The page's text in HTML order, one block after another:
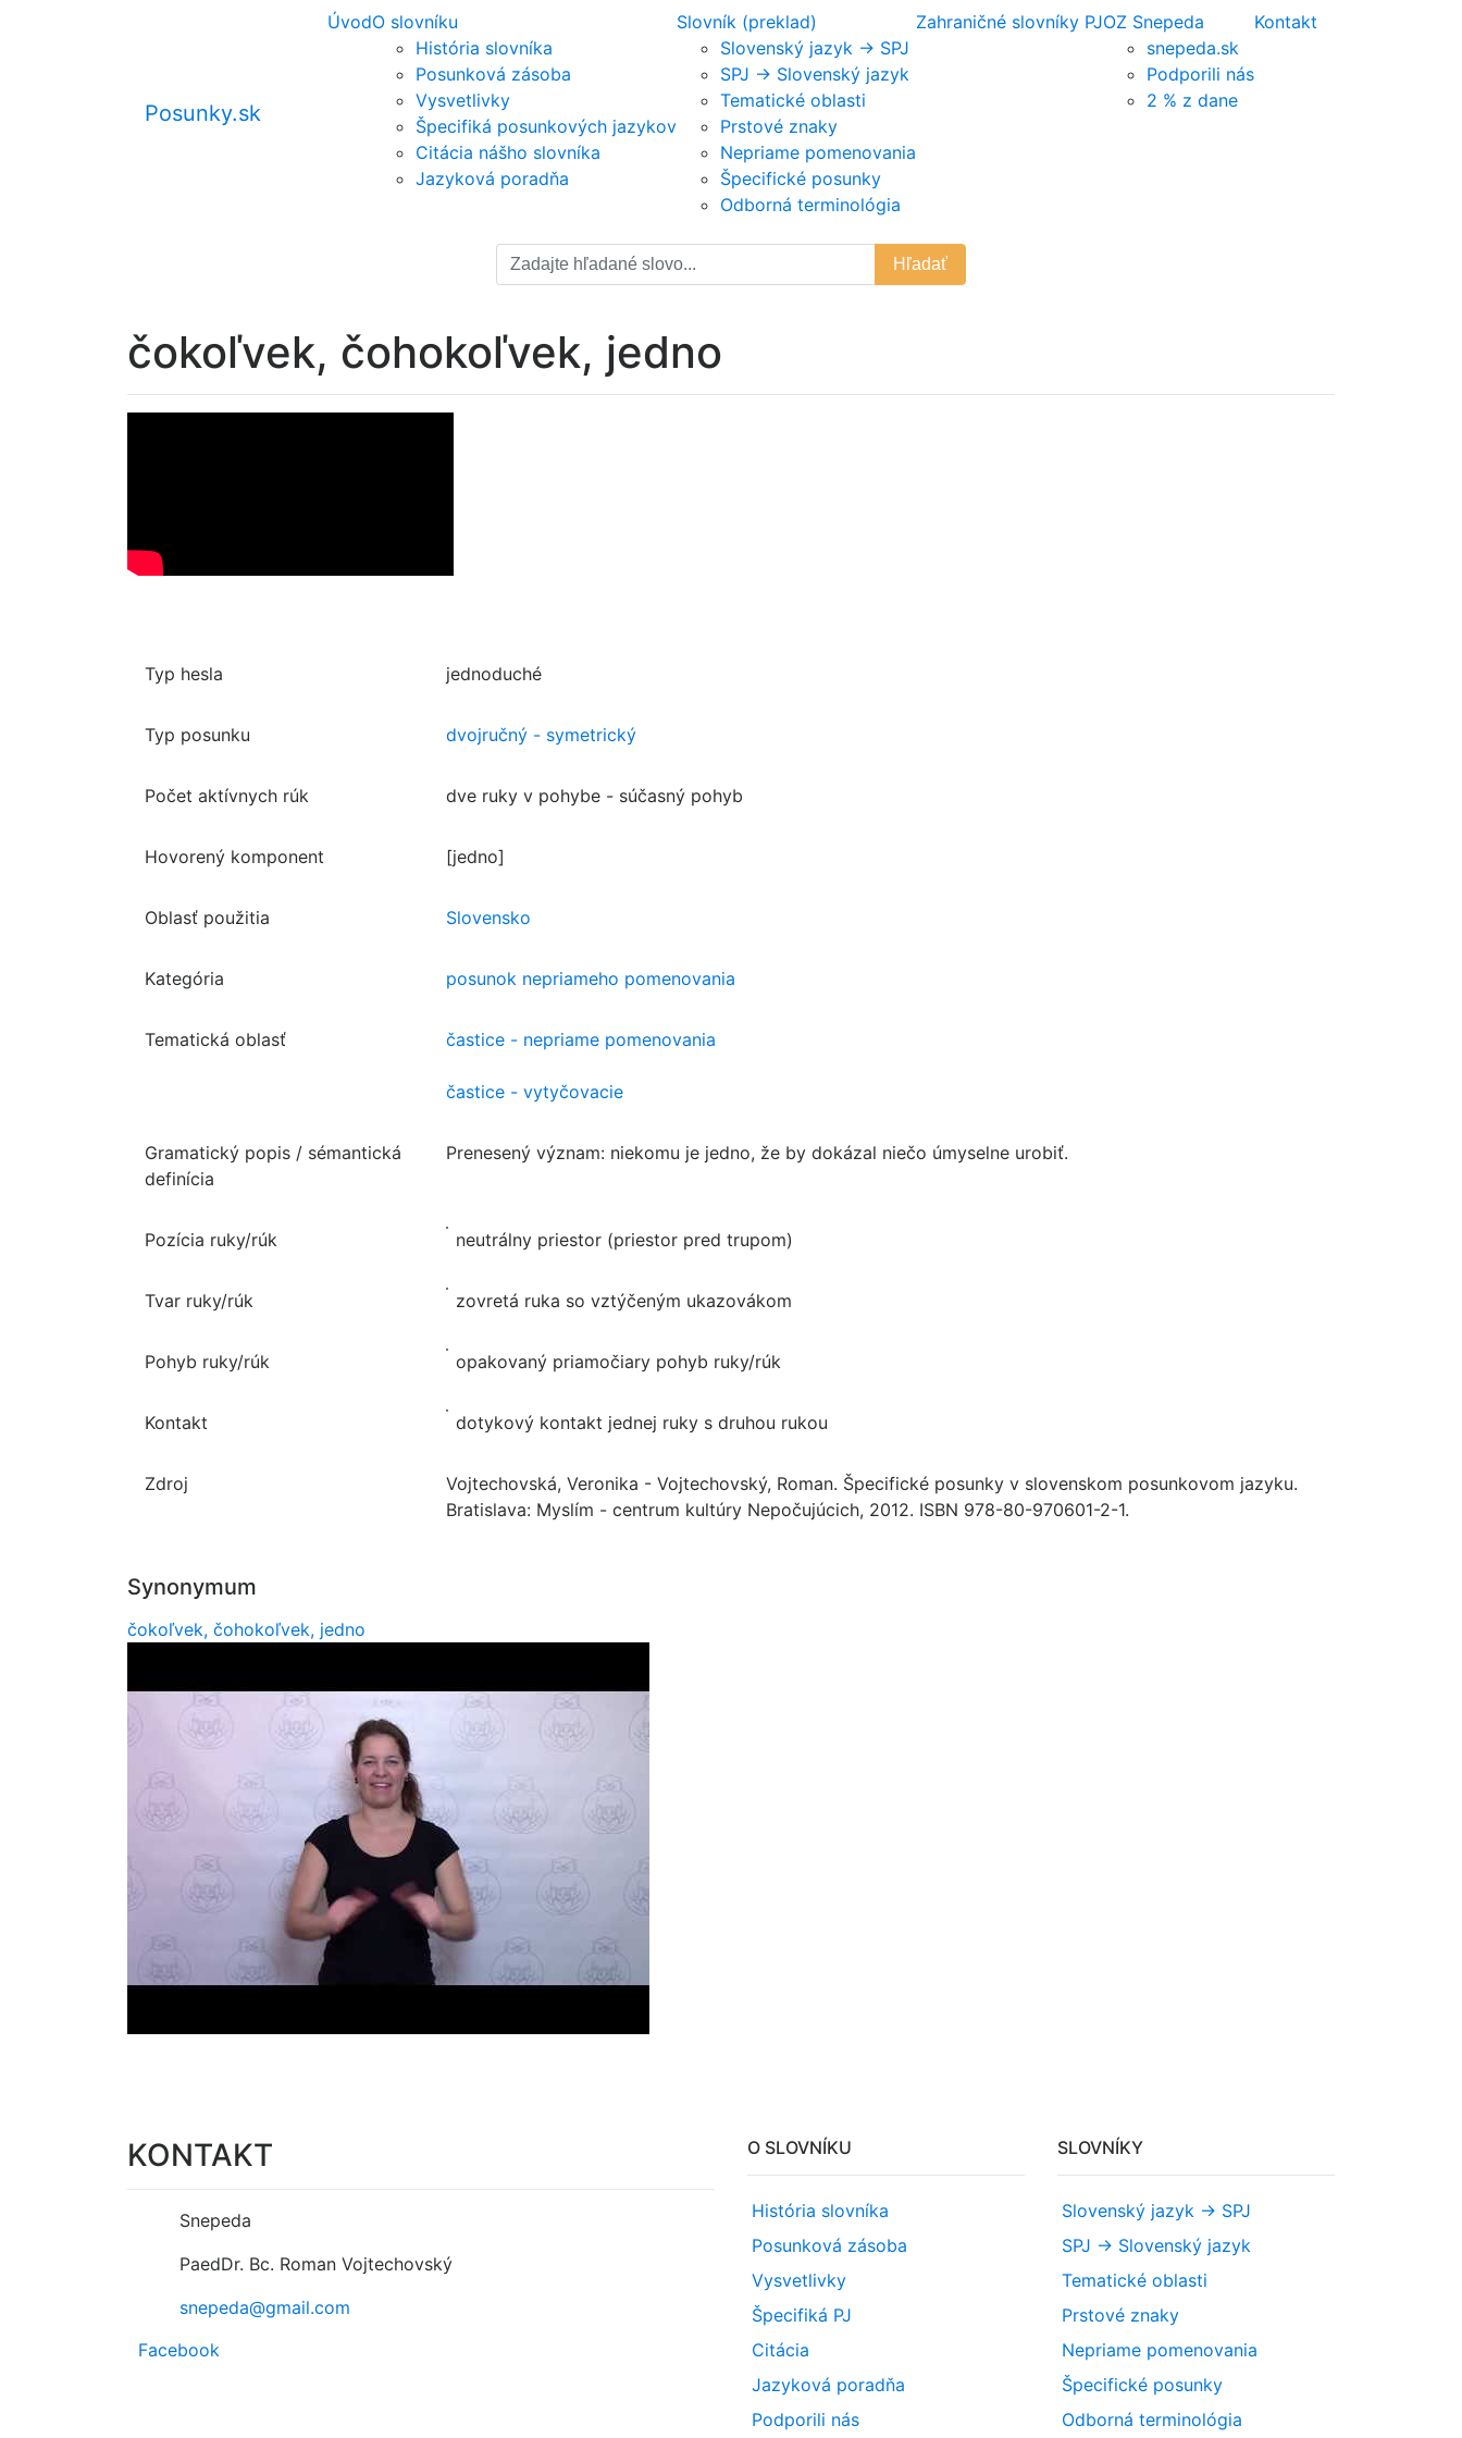
Posunky.sk
ÚvodO slovníku
História slovníka
Posunková zásoba
Vysvetlivky
Špecifiká posunkových jazykov
Citácia nášho slovníka
Jazyková poradňa
Slovník (preklad)
Slovenský jazyk -> SPJ
SPJ -> Slovenský jazyk
Tematické oblasti
Prstové znaky
Nepriame pomenovania
Špecifické posunky
Odborná terminológia
Zahraničné slovníky PJOZ Snepeda
snepeda.sk
Podporili nás
2 % z dane
Kontakt
Hľadať
čokoľvek, čohokoľvek, jedno
Typ hesla jednoduché
Typ posunku dvojručný - symetrický
Počet aktívnych rúk dve ruky v pohybe - súčasný pohyb
Hovorený komponent [jedno]
Oblasť použitia Slovensko
Kategória posunok nepriameho pomenovania
Tematická oblasť častice - nepriame pomenovania
častice - vytyčovacie
Gramatický popis / sémantická
definícia
Prenesený význam: niekomu je jedno, že by dokázal niečo úmyselne urobiť.
Pozícia ruky/rúk neutrálny priestor (priestor pred trupom)
Tvar ruky/rúk zovretá ruka so vztýčeným ukazovákom
Pohyb ruky/rúk opakovaný priamočiary pohyb ruky/rúk
Kontakt dotykový kontakt jednej ruky s druhou rukou
Zdroj
Vojtechovská, Veronika - Vojtechovský, Roman. Špecifické posunky v slovenskom posunkovom jazyku.
Bratislava: Myslím - centrum kultúry Nepočujúcich, 2012. ISBN 978-80-970601-2-1.
Synonymum
čokoľvek, čohokoľvek, jedno
KONTAKT
Snepeda
PaedDr. Bc. Roman Vojtechovský
snepeda@gmail.com
Facebook
O SLOVNÍKU
História slovníka
Posunková zásoba
Vysvetlivky
Špecifiká PJ
Citácia
Jazyková poradňa
Podporili nás
SLOVNÍKY
Slovenský jazyk -> SPJ
SPJ -> Slovenský jazyk
Tematické oblasti
Prstové znaky
Nepriame pomenovania
Špecifické posunky
Odborná terminológia